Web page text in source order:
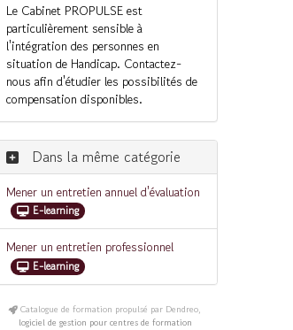
Le Cabinet PROPULSE est
particulièrement sensible à
l'intégration des personnes en
situation de Handicap. Contactez-
nous afin d'étudier les possibilités de
compensation disponibles.
Dans la même catégorie
Mener un entretien annuel d'évaluation
E-learning
Mener un entretien professionnel
E-learning
Catalogue de formation propulsé par Dendreo,
logiciel de gestion pour centres de formation